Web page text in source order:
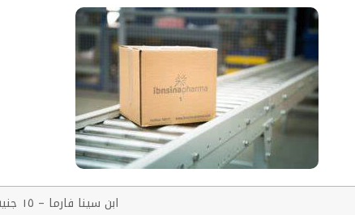
ابن سينا فارما – ١٥ جنيه للسهم قبل نهاية الربع الأول من عام ٢٠٢٦ ان شاء الله